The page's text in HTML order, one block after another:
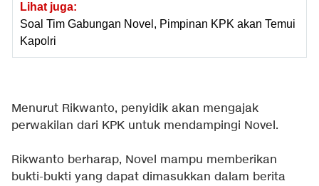
Lihat juga:
Soal Tim Gabungan Novel, Pimpinan KPK akan Temui
Kapolri
Menurut Rikwanto, penyidik akan mengajak
perwakilan dari KPK untuk mendampingi Novel.
Rikwanto berharap, Novel mampu memberikan
bukti-bukti yang dapat dimasukkan dalam berita